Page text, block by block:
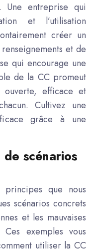
Une entreprise qui
et l’utilisation
créer un
et de
qui encourage une
de la CC promeut
ouverte, efficace et
Cultivez une
grâce à une
de scénarios
principes que nous
scénarios concrets
et les mauvaises
exemples vous
utiliser la CC